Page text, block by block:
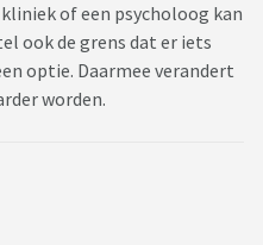
of een psycholoog kan
ook de grens dat er iets
optie. Daarmee verandert
worden.